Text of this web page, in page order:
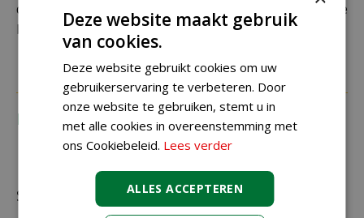
daarom altijd goed je adresgegevens voordat je je
bestelling plaatst.
Recensies
Schrijf zelf een recensie over "Kussen 45x45 cm
Deze website maakt gebruik
van cookies.
Deze website gebruikt cookies om uw
gebruikerservaring te verbeteren. Door
onze website te gebruiken, stemt u in
met alle cookies in overeenstemming met
ons Cookiebeleid. Lees verder
ALLES ACCEPTEREN